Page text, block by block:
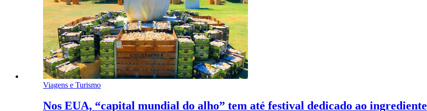
Viagens e Turismo
Nos EUA, “capital mundial do alho” tem até festival dedicado ao ingrediente